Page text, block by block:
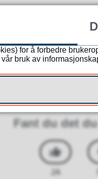
om graving
hos Geomatikk
Fant du det
JA
for å forbedre
bruk av